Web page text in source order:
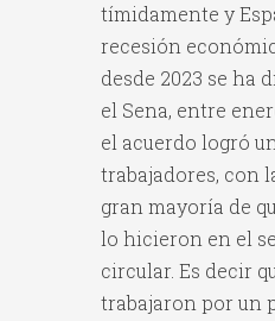
tímidamente y
recesión
desde 2023 se ha
el Sena, entre
el acuerdo logró
trabajadores, con
gran mayoría de
lo hicieron en el
circular. Es decir
trabajaron por un